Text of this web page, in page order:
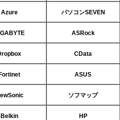
Azure パソコンSEVEN
ASRock
CData
ASUS
ソフマップ
Belkin HP